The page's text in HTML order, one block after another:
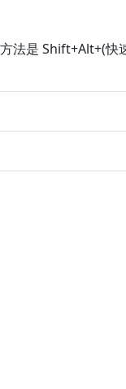
法是 Shift+Alt+(快